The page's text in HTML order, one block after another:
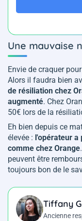
Une mauvaise
Envie de craquer
Alors il faudra bien
de résiliation chez
augmenté. Chez
50€ lors de la
Eh bien depuis ce
élevée : l'opérateur a
comme chez Orange
peuvent être
toujours bon de le
Tiffany
Ancienne